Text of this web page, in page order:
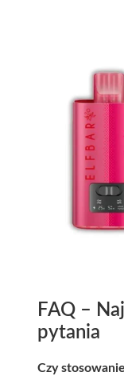
FAQ –
pytania
Czy